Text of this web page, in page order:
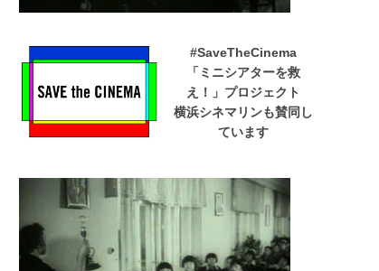
#SaveTheCinema
「ミニシアターを救
え！」プロジェクト
横浜シネマリンも賛同し
ています